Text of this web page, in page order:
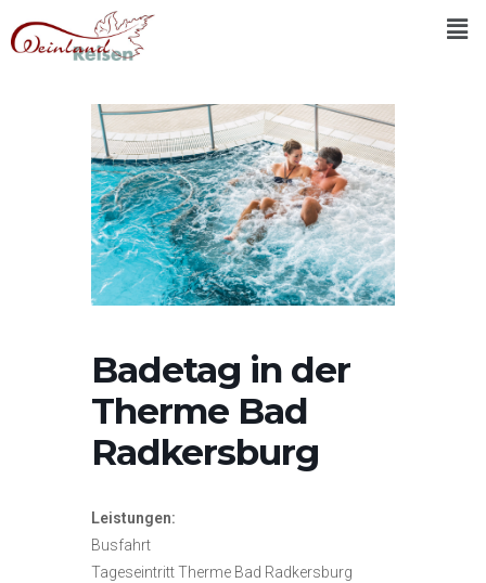
Badetag in der
Therme Bad
Radkersburg
Leistungen:
Busfahrt
Tageseintritt Therme Bad Radkersburg